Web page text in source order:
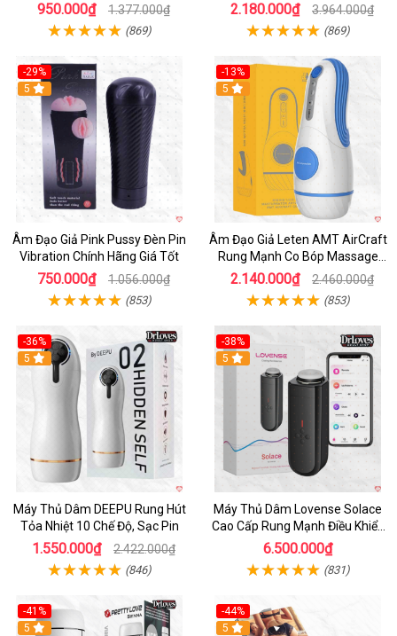
950.000₫ 1.377.000₫
(869)
2.180.000₫ 3.964.000₫
(869)
-29%
5
Âm Đạo Giả Pink Pussy Đèn Pin
Vibration Chính Hãng Giá Tốt
750.000₫ 1.056.000₫
(853)
-13%
5
Âm Đạo Giả Leten AMT AirCraft
Rung Mạnh Co Bóp Massage
Êm Ái
2.140.000₫ 2.460.000₫
(853)
-36%
Hot
5
Máy Thủ Dâm DEEPU Rung Hút
Tỏa Nhiệt 10 Chế Độ, Sạc Pin
1.550.000₫ 2.422.000₫
(846)
-38%
Hot
5
Máy Thủ Dâm Lovense Solace
Cao Cấp Rung Mạnh Điều Khiển
App
6.500.000₫
(831)
-41%
Hot
5
-44%
Hot
5